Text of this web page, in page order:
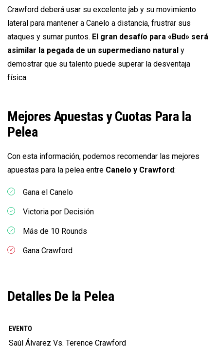
Crawford deberá usar su excelente jab y su movimiento
lateral para mantener a Canelo a distancia, frustrar sus
ataques y sumar puntos. El gran desafío para «Bud» será
asimilar la pegada de un supermediano natural y
demostrar que su talento puede superar la desventaja
física.
Mejores Apuestas y Cuotas Para la
Pelea
Con esta información, podemos recomendar las mejores
apuestas para la pelea entre Canelo y Crawford:
Gana el Canelo
Victoria por Decisión
Más de 10 Rounds
Gana Crawford
Detalles De la Pelea
EVENTO
Saúl Álvarez Vs. Terence Crawford